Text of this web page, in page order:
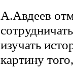
А.Авдеев
изучать
картину